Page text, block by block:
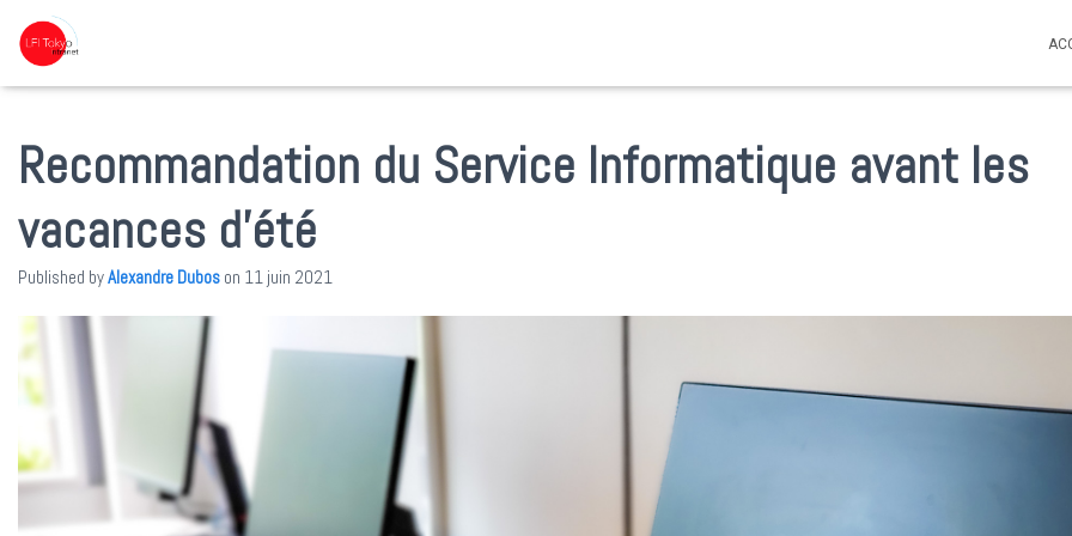
Recommandation du Service Informatique avant les
vacances d’été
Published byAlexandre Dubos on 11 juin 2021